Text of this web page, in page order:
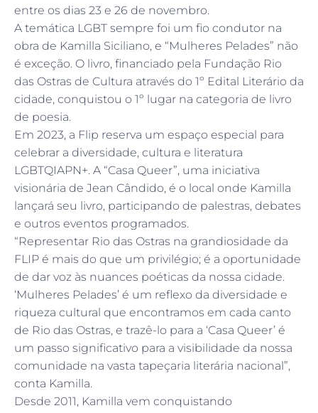
entre os dias 23 e 26 de novembro.
A temática LGBT sempre foi um fio condutor na
obra de Kamilla Siciliano, e “Mulheres Pelades” não
é exceção. O livro, financiado pela Fundação Rio
das Ostras de Cultura através do 1º Edital Literário da
cidade, conquistou o 1º lugar na categoria de livro
de poesia.
Em 2023, a Flip reserva um espaço especial para
celebrar a diversidade, cultura e literatura
LGBTQIAPN+. A “Casa Queer”, uma iniciativa
visionária de Jean Cândido, é o local onde Kamilla
lançará seu livro, participando de palestras, debates
e outros eventos programados.
“Representar Rio das Ostras na grandiosidade da
FLIP é mais do que um privilégio; é a oportunidade
de dar voz às nuances poéticas da nossa cidade.
‘Mulheres Pelades’ é um reflexo da diversidade e
riqueza cultural que encontramos em cada canto
de Rio das Ostras, e trazê-lo para a ‘Casa Queer’ é
um passo significativo para a visibilidade da nossa
comunidade na vasta tapeçaria literária nacional”,
conta Kamilla.
Desde 2011, Kamilla vem conquistando